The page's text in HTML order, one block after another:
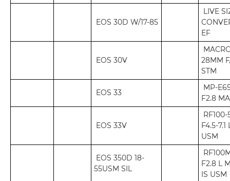
EOS 30D W/17-85
LIVE
EF
EOS 30V
28MM
STM
EOS 33
MP-
F2.8
EOS 33V
F4.5-7.1
USM
EOS 350D 18-
55USM SIL
F2.8 L
IS USM